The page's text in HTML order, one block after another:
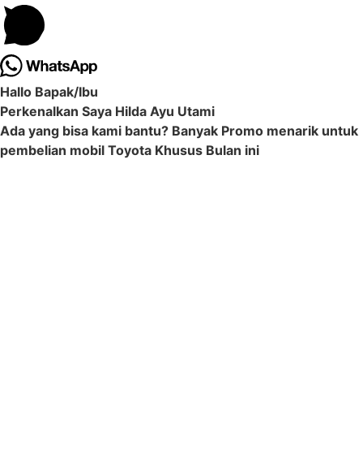
Hallo Bapak/Ibu
Perkenalkan Saya Hilda Ayu Utami
Ada yang bisa kami bantu? Banyak Promo menarik untuk
pembelian mobil Toyota Khusus Bulan ini